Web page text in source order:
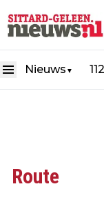
Nieuws ▼ 112
Route